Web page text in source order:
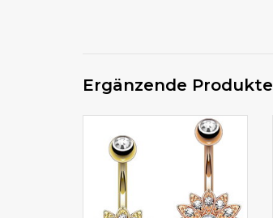
Ergänzende Produkte
Bauchnabelpiercing
goldfärbig/rose